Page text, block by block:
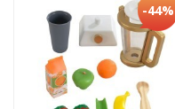
-44%